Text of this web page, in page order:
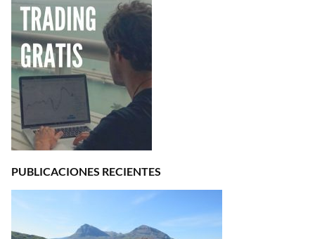
PUBLICACIONES RECIENTES